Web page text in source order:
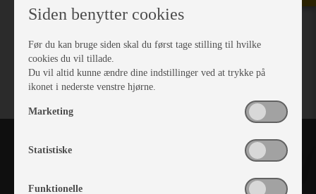
Siden benytter cookies
Før du kan bruge siden skal du først tage stilling til hvilke
cookies du vil tillade.
Du vil altid kunne ændre dine indstillinger ved at trykke på
ikonet i nederste venstre hjørne.
Marketing
Statistiske
Funktionelle